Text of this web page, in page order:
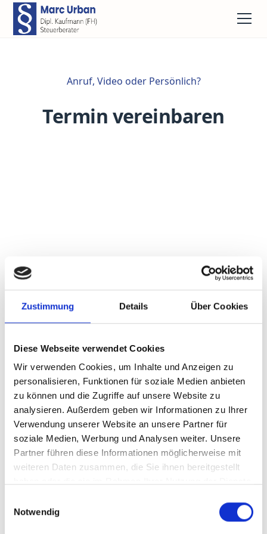
Zustimmung Details Über Cookies
Diese Webseite verwendet Cookies
Wir verwenden Cookies, um Inhalte und Anzeigen zu
personalisieren, Funktionen für soziale Medien anbieten
zu können und die Zugriffe auf unsere Website zu
analysieren. Außerdem geben wir Informationen zu Ihrer
Verwendung unserer Website an unsere Partner für
soziale Medien, Werbung und Analysen weiter. Unsere
Partner führen diese Informationen möglicherweise mit
weiteren Daten zusammen, die Sie ihnen bereitgestellt
Notwendig
Anruf, Video oder Persönlich?
Termin vereinbaren